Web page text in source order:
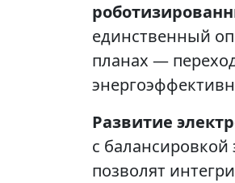
единственный
планах —
Развитие
с
позволят